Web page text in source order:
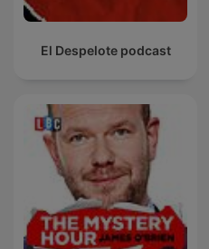
El Despelote podcast